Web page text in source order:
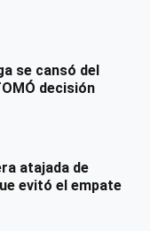
se cansó del
decisión
atajada de
evitó el empate